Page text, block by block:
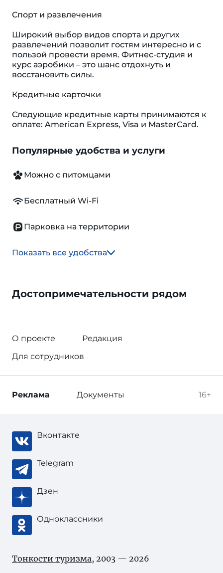
Спорт и развлечения
Широкий выбор видов спорта и других
развлечений позволит гостям интересно и с
пользой провести время. Фитнес-студия и
курс аэробики – это шанс отдохнуть и
восстановить силы.
Кредитные карточки
Следующие кредитные карты принимаются к
оплате: American Express, Visa и MasterCard.
Популярные удобства и услуги
Можно с питомцами
Бесплатный Wi-Fi
Парковка на территории
Показать все удобства
Достопримечательности рядом
О проекте
Редакция
Для сотрудников
16+
Реклама Документы
Вконтакте
Telegram
Дзен
Одноклассники
Тонкости туризма, 2003 — 2026